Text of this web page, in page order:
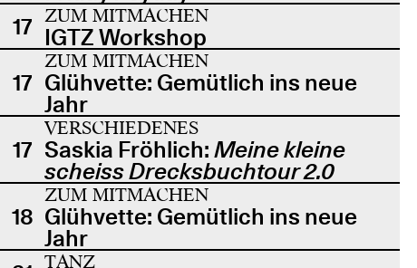
17 ZUM MITMACHEN
IGTZ Workshop
17
ZUM MITMACHEN
Glühvette: Gemütlich ins neue
Jahr
17
VERSCHIEDENES
Saskia Fröhlich: Meine kleine
scheiss Drecksbuchtour 2.0
18
ZUM MITMACHEN
Glühvette: Gemütlich ins neue
Jahr
TANZ